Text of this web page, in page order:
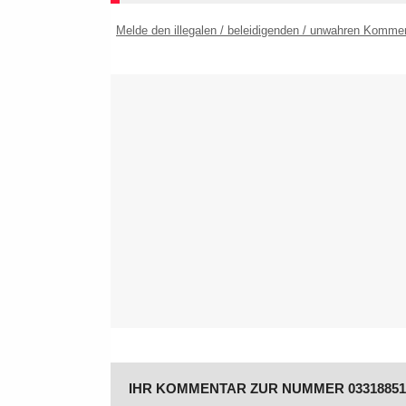
Melde den illegalen / beleidigenden / unwahren
IHR KOMMENTAR ZUR NUMMER